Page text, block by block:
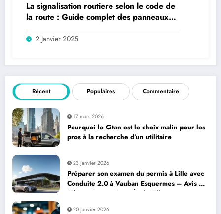
La signalisation routiere selon le code de
la route : Guide complet des panneaux
prioritaires
2 Janvier 2025
Récent Populaires Commentaire
17 mars 2026
Pourquoi le Citan est le choix malin pour les
pros à la recherche d’un utilitaire
23 janvier 2026
Préparer son examen du permis à Lille avec
Conduite 2.0 à Vauban Esquermes – Avis et
Informations – Auto École Lille
20 janvier 2026